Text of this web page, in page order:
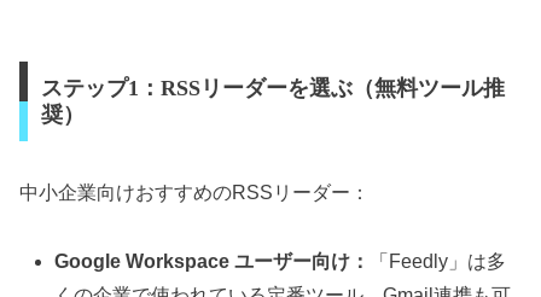
ステップ1：RSSリーダーを選ぶ（無料ツール推
奨）
中小企業向けおすすめのRSSリーダー：
Google Workspace ユーザー向け：
「Feedly」は多